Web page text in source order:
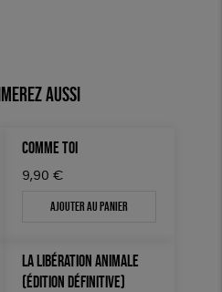
aussi
COMME TOI
9,90 €
Ajouter au panier
LA LIBÉRATION ANIMALE
(ÉDITION DÉFINITIVE)